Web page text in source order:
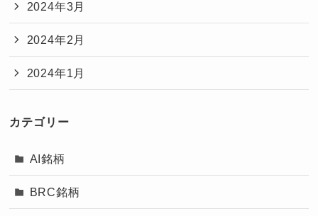
2024年3月
2024年2月
2024年1月
カテゴリー
AI銘柄
BRC銘柄